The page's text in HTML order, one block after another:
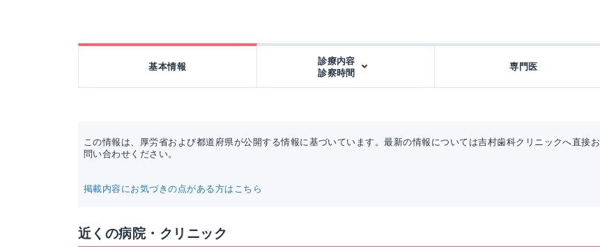
基本情報
診療内容
診察時間
専門医
この情報は、厚労省および都道府県が公開する情報に基づいています。最新の情報については吉村歯科クリニックへ直接お
問い合わせください。
掲載内容にお気づきの点がある方はこちら
近くの病院・クリニック